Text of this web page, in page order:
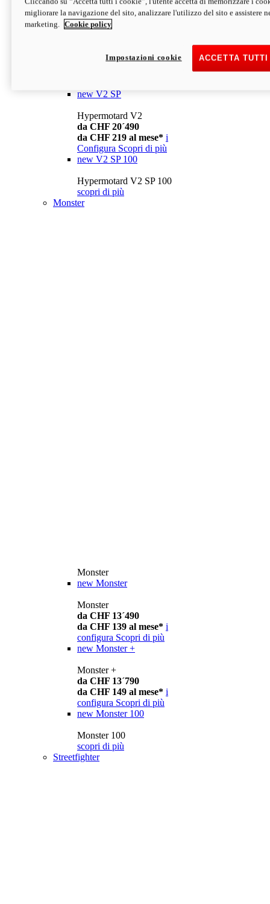
da CHF 13´990
Configura Scopri di più
newV2
da CHF 15´990
new V2 SP
Hypermotard V2
da CHF 20´490
da CHF 219 al mese* i
Configura Scopri di più
new V2 SP 100
Hypermotard V2 SP 100
scopri di più
Monster
Monster
new Monster
Monster
da CHF 13´490
da CHF 139 al mese* i
configura Scopri di più
new Monster +
Monster +
da CHF 13´790
da CHF 149 al mese* i
configura Scopri di più
new Monster 100
Monster 100
scopri di più
Streetfighter
migliorare la navigazione del sito, analizzare l'utilizzo del sito e assistere
marketing.
Cookie policy
ACCETTA
Impostazioni cookie